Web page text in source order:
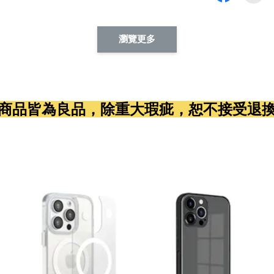
瀏覽更多
品皆為良品，除重大瑕疵，恕不接受退